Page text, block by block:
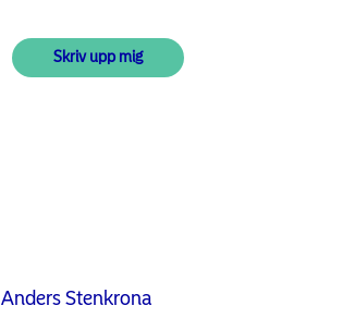
Anders Stenkrona